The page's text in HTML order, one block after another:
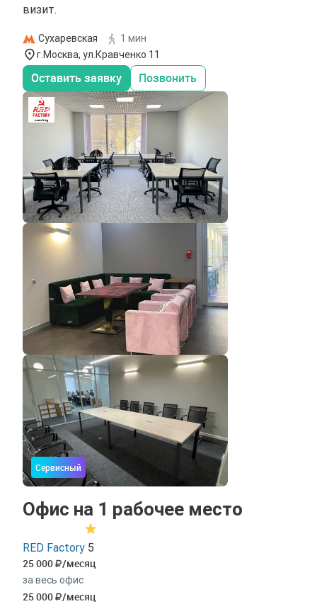
визит.
Сухаревская
1 мин
г.Москва, ул.Кравченко 11
Оставить заявку Позвонить
Сервисный
Офис на 1 рабочее место
RED Factory 5
25 000 /месяц
за весь офис
25 000 /месяц